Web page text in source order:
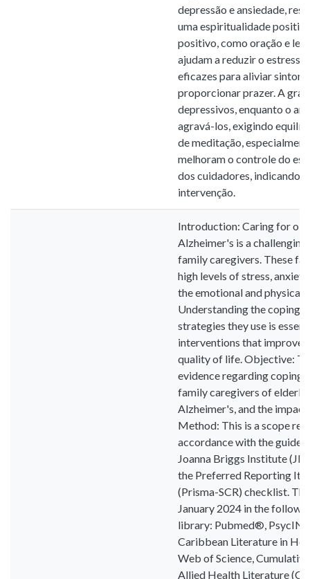
depressão e ansiedade,
uma espiritualidade
positivo, como oração e
ajudam a reduzir o
eficazes para aliviar
proporcionar prazer. A
depressivos, enquanto o
agravá-los, exigindo
de meditação,
melhoram o controle do
dos cuidadores, indicando
intervenção.
Introduction: Caring for
Alzheimer's is a
family caregivers. These
high levels of stress,
the emotional and physical
Understanding the coping
strategies they use is
interventions that improve
quality of life. Objective:
evidence regarding coping
family caregivers of
Alzheimer's, and the
Method: This is a scope
accordance with the
Joanna Briggs Institute
the Preferred Reporting
(Prisma-SCR) checklist.
January 2024 in the
library: Pubmed®,
Caribbean Literature in
Web of Science,
Allied Health Literature